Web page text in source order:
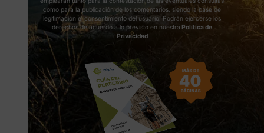
como para la publicación de los comentarios, siendo la base de
legitimación el consentimiento del usuario. Podrán ejercerse los
derechos de acuerdo a lo previsto en nuestra Política de
Privacidad